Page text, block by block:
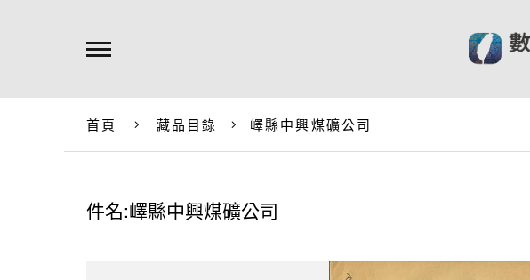
首頁 藏品目錄 嶧縣中興煤礦公司
件名:嶧縣中興煤礦公司